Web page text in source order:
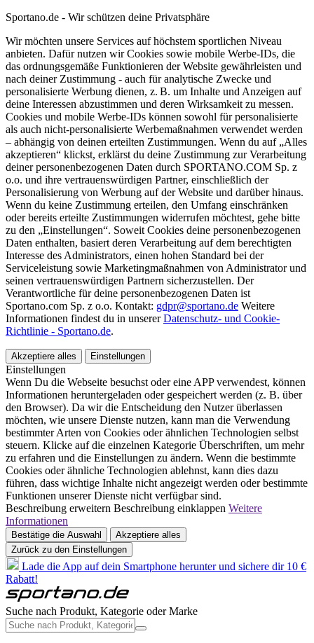
Sportano.de - Wir schützen deine Privatsphäre
Wir möchten unsere Services auf höchstem sportlichen Niveau
anbieten. Dafür nutzen wir Cookies sowie mobile Werbe-IDs, die
das ordnungsgemäße Funktionieren der Website gewährleisten und
nach deiner Zustimmung - auch für analytische Zwecke und
personalisierte Werbung dienen, z. B. um Inhalte und Anzeigen auf
deine Interessen abzustimmen und deren Wirksamkeit zu messen.
Cookies und mobile Werbe-IDs können sowohl für personalisierte
als auch nicht-personalisierte Werbemaßnahmen verwendet werden
– abhängig von deinen erteilten Zustimmungen. Wenn du auf „Alles
akzeptieren“ klickst, erklärst du deine Zustimmung zur Verarbeitung
deiner personenbezogenen Daten durch SPORTANO.COM Sp. z
o.o. und ihre vertrauenswürdigen Partner, einschließlich der
Personalisierung von Werbung auf der Website und darüber hinaus.
Wenn du keine Zustimmung erteilen, den Umfang einschränken
oder bereits erteilte Zustimmungen widerrufen möchtest, gehe bitte
zu den „Einstellungen“. Soweit Cookies deine personenbezogenen
Daten enthalten, basiert deren Verarbeitung auf dem berechtigten
Interesse des Administrators, einen hohen Standard bei der
Serviceleistung sowie Marketingmaßnahmen von Administrator und
seinen vertrauenswürdigen Partnern sicherzustellen. Der
Verantwortliche für deine personenbezogenen Daten ist
Sportano.com Sp. z o.o. Kontakt: gdpr@sportano.de Weitere
Informationen findest du in unsererDatenschutz- und Cookie-
Richtlinie - Sportano.de.
Akzeptiere alles Einstellungen
Einstellungen
Wenn Du die Webseite besuchst oder eine APP verwendest, können
Informationen heruntergeladen oder gespeichert werden (z. B. über
den Browser). Da wir die Entscheidung den Nutzer überlassen
möchten, wie unsere Dienste nutzen, kann man die Verwendung
bestimmter Arten von Cookies oder ähnlichen Technologien selbst
steuern. Klicke auf die einzelnen Kategorie Überschriften, um mehr
zu erfahren und die Einstellungen zu ändern. Wenn die bestimmte
Cookies oder ähnliche Technologien ablehnst, kann dies dazu
führen, dass wichtige Inhalte nicht angezeigt werden oder bestimmte
Funktionen unserer Dienste nicht verfügbar sind.
Beschreibung erweitern Beschreibung einklappen Weitere
Informationen
Bestätige die Auswahl
Akzeptiere alles
Zurück zu den Einstellungen
Lade die App auf dein Smartphone herunter und sichere dir 10 €
Rabatt!
Suche nach Produkt, Kategorie oder Marke